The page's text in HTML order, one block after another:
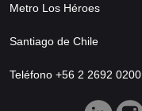
Metro Los Héroes
Santiago de Chile
Teléfono +56 2 2692 0200